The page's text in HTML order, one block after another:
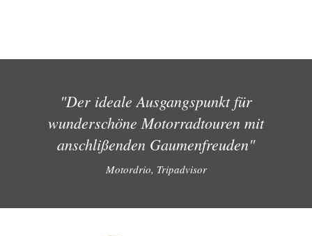
"Der ideale Ausgangspunkt für
wunderschöne Motorradtouren mit
anschlißenden Gaumenfreuden"
Motordrio, Tripadvisor